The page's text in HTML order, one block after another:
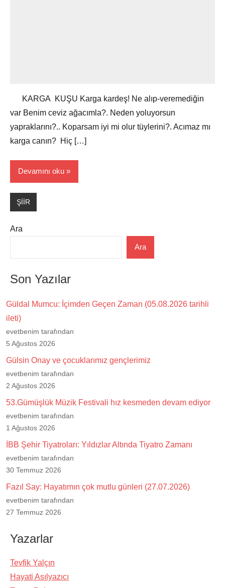
KARGA KUŞU Karga kardeş! Ne alıp-veremediğin
var Benim ceviz ağacımla?. Neden yoluyorsun
yapraklarını?.. Koparsam iyi mi olur tüylerini?. Acımaz mı
karga canın? Hiç […]
Devamını oku
ŞİİR
Ara
Ara
Son Yazılar
Güldal Mumcu: İçimden Geçen Zaman (05.08.2026 tarihli
ileti)
evetbenim tarafından
5 Ağustos 2026
Gülsin Onay ve çocuklarımız gençlerimiz
evetbenim tarafından
2 Ağustos 2026
53.Gümüşlük Müzik Festivali hız kesmeden devam ediyor
evetbenim tarafından
1 Ağustos 2026
İBB Şehir Tiyatroları: Yıldızlar Altında Tiyatro Zamanı
evetbenim tarafından
30 Temmuz 2026
Fazıl Say: Hayatımın çok mutlu günleri (27.07.2026)
evetbenim tarafından
27 Temmuz 2026
Yazarlar
Tevfik Yalçın
Hayati Asılyazıcı